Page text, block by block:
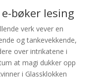
bøker lesing
verk vever en
og tankevekkende,
over intrikatene i
at magi dukker opp
i Glassklokken